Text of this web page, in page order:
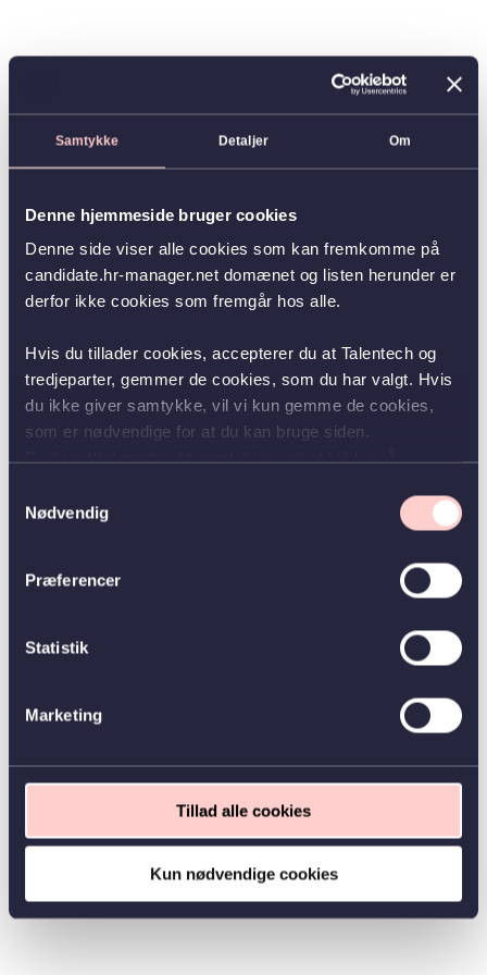
Samtykke Detaljer Om
Denne hjemmeside bruger cookies
Denne side viser alle cookies som kan fremkomme på
candidate.hr-manager.net domænet og listen herunder er
derfor ikke cookies som fremgår hos alle.
Hvis du tillader cookies, accepterer du at Talentech og
tredjeparter, gemmer de cookies, som du har valgt. Hvis
du ikke giver samtykke, vil vi kun gemme de cookies,
som er nødvendige for at du kan bruge siden.
Nødvendig
Præferencer
Statistik
Marketing
Tillad alle cookies
Kun nødvendige cookies